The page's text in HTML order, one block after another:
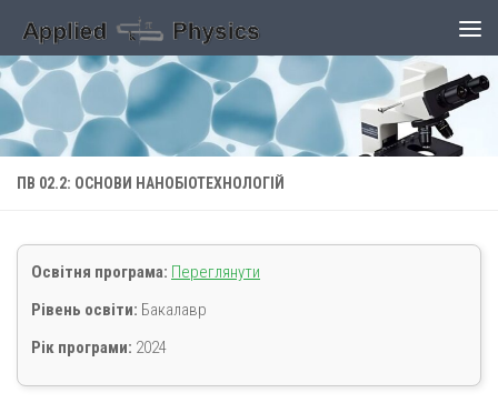
Skip to content
ПВ 02.2: ОСНОВИ НАНОБІОТЕХНОЛОГІЙ
Освітня програма: Переглянути
Рівень освіти: Бакалавр
Рік програми: 2024